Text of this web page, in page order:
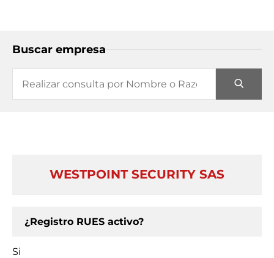
Buscar empresa
WESTPOINT SECURITY SAS
¿Registro RUES activo?
Si